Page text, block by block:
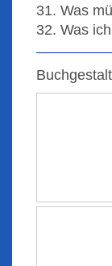
31. Was
32. Was